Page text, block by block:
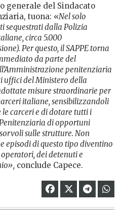
generale del Sindacato
tuona: «Nel solo
sequestrati dalla Polizia
circa 5.000
Per questo, il SAPPE torna
da parte del
penitenziaria
uffici del Ministero della
misure straordinarie per
italiane, sensibilizzandoli
carceri e di dotare tutti i
di opportuni
sulle strutture. Non
episodi di questo tipo diventino
dei detenuti e
conclude Capece.